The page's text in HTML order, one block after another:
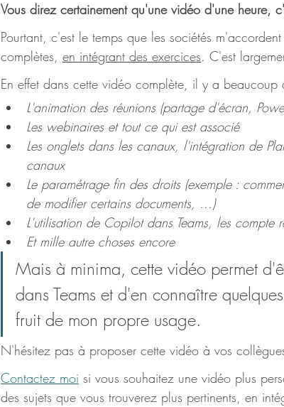
Vous direz certainement qu'une vidéo d'une heure,
Pourtant, c'est le temps que les sociétés
complètes, en intégrant des exercices. C'est
En effet dans cette vidéo complète, il y a
L'animation des réunions (partage d'écran,
Les webinaires et tout ce qui est associé
Les onglets dans les canaux, l'intégration de
canaux
Le paramétrage fin des droits (exemple :
de modifier certains documents, ...)
L'utilisation de Copilot dans Teams, les compte
Et mille autre choses encore
Mais à minima, cette vidéo permet
dans Teams et d'en connaître
fruit de mon propre usage.
N'hésitez pas à proposer cette vidéo à vos
Contactez moi si vous souhaitez une vidéo plus
des sujets que vous trouverez plus pertinents, en